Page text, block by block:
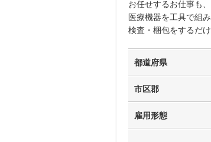
お任せするお仕事も、
医療機器を工具で組
検査・梱包をするだ
都道府県
市区郡
雇用形態